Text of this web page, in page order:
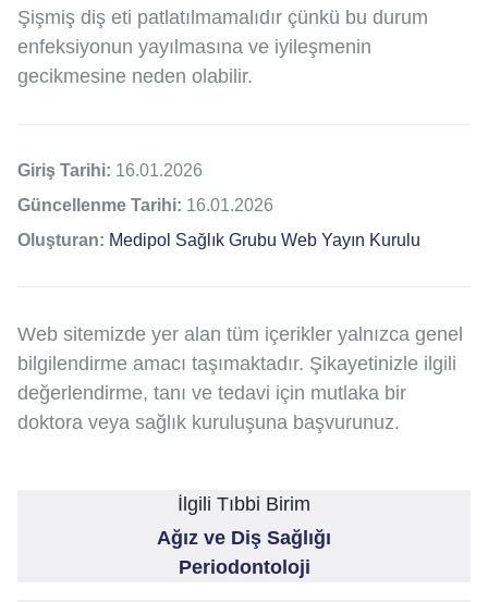
Şişmiş diş eti patlatılmamalıdır çünkü bu durum
enfeksiyonun yayılmasına ve iyileşmenin
gecikmesine neden olabilir.
Giriş Tarihi: 16.01.2026
Güncellenme Tarihi: 16.01.2026
Oluşturan: Medipol Sağlık Grubu Web Yayın Kurulu
Web sitemizde yer alan tüm içerikler yalnızca genel
bilgilendirme amacı taşımaktadır. Şikayetinizle ilgili
değerlendirme, tanı ve tedavi için mutlaka bir
doktora veya sağlık kuruluşuna başvurunuz.
İlgili Tıbbi Birim
Ağız ve Diş Sağlığı
Periodontoloji